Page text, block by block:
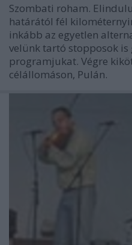
Szombati roham.
határától fél
inkább az egyetlen
velünk tartó stopposok
programjukat. Végre
célállomáson, Pulán.